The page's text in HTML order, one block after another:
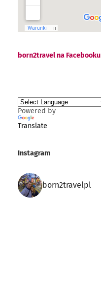
born2travel na Facebooku
Powered by
Translate
Instagram
born2travelpl